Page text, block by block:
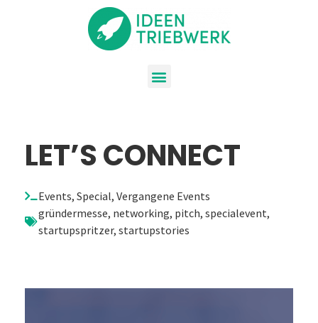
LET’S CONNECT
Events, Special, Vergangene Events
gründermesse, networking, pitch, specialevent,
startupspritzer, startupstories